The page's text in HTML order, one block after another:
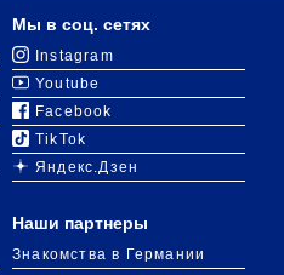
Мы в соц. сетях
Instagram
Youtube
Facebook
TikTok
Яндекс.Дзен
Наши партнеры
Знакомства в Германии